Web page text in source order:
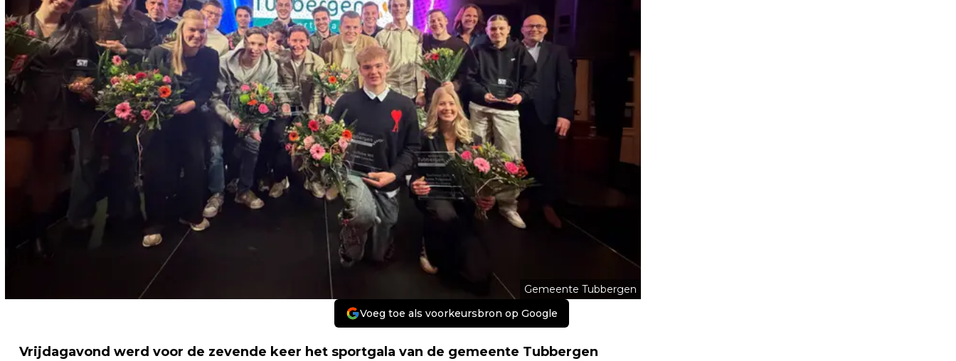
Gemeente Tubbergen
Voeg toe als voorkeursbron op Google
Vrijdagavond werd voor de zevende keer het sportgala van de gemeente Tubbergen